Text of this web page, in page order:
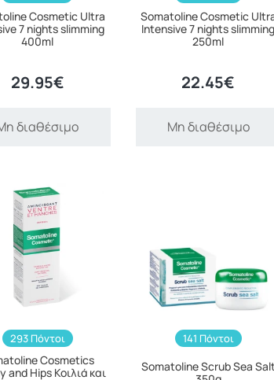
Cosmetic Ultra
7 nights slimming
400ml
29.95€
διαθέσιμο
Somatoline Cosmetic
Intensive 7 nights slimming
250ml
22.45€
Μη διαθέσιμο
293 Πόντοι
Cosmetics
and Hips Κοιλιά και
141 Πόντοι
Somatoline Scrub Sea Salt